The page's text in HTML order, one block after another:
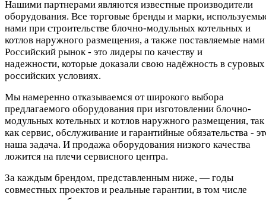
Нашими партнерами являются известные производители
оборудования. Все торговые бренды и марки,
нами при строительстве блочно-модульных котельных и
котлов наружного размещения, а также поставляемые
Российский рынок - это лидеры по качеству и
надежности, которые доказали свою надёжность в суровых
российских условиях.
Мы намеренно отказываемся от широкого выбора
предлагаемого оборудования при изготовлении блочно-
модульных котельных и котлов наружного размещения, так
как сервис, обслуживание и гарантийные обязательства -
наша задача. И продажа оборудования низкого качества
ложится на плечи сервисного центра.
За каждым брендом, представленным ниже, — годы
совместных проектов и реальные гарантии, в том числе